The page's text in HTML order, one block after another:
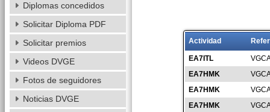
Actividad
EA7ITL
EA7HMK
EA7HMK
EA7HMK
Diplomas concedidos
Solicitar Diploma PDF
Solicitar premios
Videos DVGE
Fotos de seguidores
Noticias DVGE